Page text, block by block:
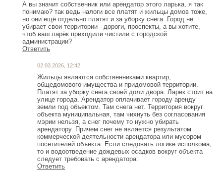
А вы значит собственник или арендатор этого ларька, я так
понимаю? так ведь налоги все платят и жильцы домов тоже,
но они ещё отдельно платят и за уборку снега. Город не
убирает свои территории - дороги, проспекты, а вы хотите,
чтоб ваш ларёк приходили чистили с городской
администрации?
Ответить
02.03.2026, 12:42
Жильцы являются собственниками квартир,
общедомового имущества и придомовой территории.
Платят за уборку снега своей доли двора. Ларек стоит на
улице города. Арендатор оплачивает городу аренду
земли под объектом. Там снега нет. Территория вокруг
объекта муниципальная, там чихнуть без согласования
мэрии нельзя, а снег почему то нужно убирать
арендатору. Причем снег не является результатом
коммерческой деятельности арендатора или мусором
посетителей объекта. Если следовать логике исполкома,
то и водоотведение дождевых осадков вокруг объекта
следует требовать с арендатора.
Ответить